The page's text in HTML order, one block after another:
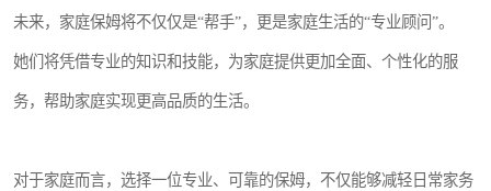
未来，家庭保姆将不仅仅是“帮手”，更是家庭生活的“专业顾问”。
她们将凭借专业的知识和技能，为家庭提供更加全面、个性化的服
务，帮助家庭实现更高品质的生活。
对于家庭而言，选择一位专业、可靠的保姆，不仅能够减轻日常家务